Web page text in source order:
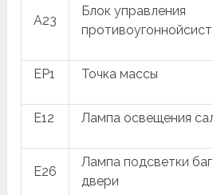
A23
Блок управления
EP1 Точка массы
E12 Лампа освещения
E26
Лампа подсветки
двери